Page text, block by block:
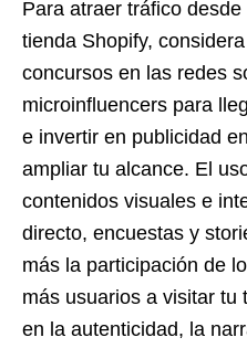
Para atraer tráfico
tienda Shopify,
concursos en las redes
microinfluencers para
e invertir en publicidad
ampliar tu alcance. El
contenidos visuales e
directo, encuestas y
más la participación de
más usuarios a visitar tu
en la autenticidad, la